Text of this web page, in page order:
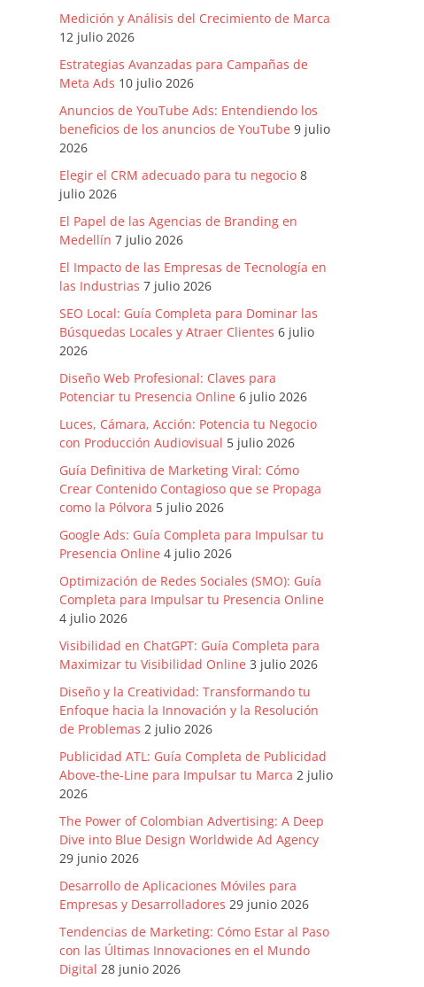
Medición y Análisis del Crecimiento de Marca
12 julio 2026
Estrategias Avanzadas para Campañas de
Meta Ads 10 julio 2026
Anuncios de YouTube Ads: Entendiendo los
beneficios de los anuncios de YouTube 9 julio
2026
Elegir el CRM adecuado para tu negocio 8
julio 2026
El Papel de las Agencias de Branding en
Medellín 7 julio 2026
El Impacto de las Empresas de Tecnología en
las Industrias 7 julio 2026
SEO Local: Guía Completa para Dominar las
Búsquedas Locales y Atraer Clientes 6 julio
2026
Diseño Web Profesional: Claves para
Potenciar tu Presencia Online 6 julio 2026
Luces, Cámara, Acción: Potencia tu Negocio
con Producción Audiovisual 5 julio 2026
Guía Definitiva de Marketing Viral: Cómo
Crear Contenido Contagioso que se Propaga
como la Pólvora 5 julio 2026
Google Ads: Guía Completa para Impulsar tu
Presencia Online 4 julio 2026
Optimización de Redes Sociales (SMO): Guía
Completa para Impulsar tu Presencia Online
4 julio 2026
Visibilidad en ChatGPT: Guía Completa para
Maximizar tu Visibilidad Online 3 julio 2026
Diseño y la Creatividad: Transformando tu
Enfoque hacia la Innovación y la Resolución
de Problemas 2 julio 2026
Publicidad ATL: Guía Completa de Publicidad
Above-the-Line para Impulsar tu Marca 2 julio
2026
The Power of Colombian Advertising: A Deep
Dive into Blue Design Worldwide Ad Agency
29 junio 2026
Desarrollo de Aplicaciones Móviles para
Empresas y Desarrolladores 29 junio 2026
Tendencias de Marketing: Cómo Estar al Paso
con las Últimas Innovaciones en el Mundo
Digital 28 junio 2026